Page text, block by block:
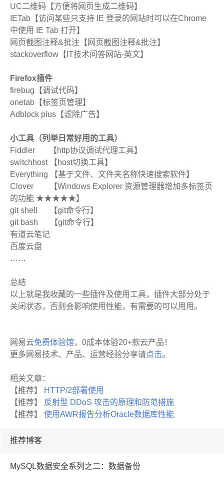
UC二维码【方便将网页生成二维码】
IETab【访问某些只支持 IE 登录的网站时可以在Chrome
中使用 IE Tab 打开】
网页截图注释&批注【网页截图注释&批注】
stackoverflow【IT技术问答网站-英文】
Firefox插件
firebug【调试代码】
onetab【标签页管理】
Adblock plus【滤除广告】
小工具（列举日常好用的工具）
Fiddler 【http协议调试代理工具】
switchhost 【host切换工具】
Everything 【基于文件、文件夹名称快速搜索软件】
Clover 【Windows Explorer 资源管理器增加多标签页
的功能 ★★★★★】
git shell 【git命令行】
git bash 【git命令行】
有道云笔记
百度云盘
……
总结
以上就是我收藏的一些插件及使用工具，插件大部分处于
关闭状态，否则会影响使用性能，有需要的可以用用。
网易云免费体验馆 ，0成本体验20+款云产品！
更多网易技术、产品、运营经验分享请点击。
相关文章：
【推荐】
HTTP/2部署使用
【推荐】
反射型 DDoS 攻击的原理和防范措施
【推荐】 使用AWR报告分析Oracle数据库性能
推荐博客
MySQL数据安全系列之二：数据备份